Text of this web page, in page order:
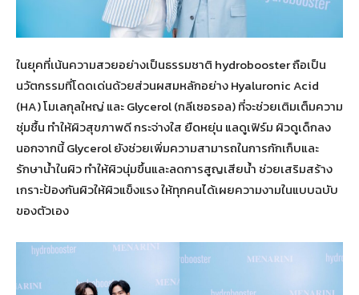
ในยุคที่เน้นความสวยอย่างเป็นธรรมชาติ hydrobooster ถือเป็น
นวัตกรรมที่โดดเด่นด้วยส่วนผสมหลักอย่าง Hyaluronic Acid
(HA) โมเลกุลใหญ่ และ Glycerol (กลีเซอรอล) ที่จะช่วยเติมเต็มความ
ชุ่มชื้น ทำให้ผิวสุขภาพดี กระจ่างใส ยืดหยุ่น แลดูเฟิร์ม ผิวดูเด็กลง
นอกจากนี้ Glycerol ยังช่วยเพิ่มความสามารถในการกักเก็บและ
รักษาน้ำในผิว ทำให้ผิวนุ่มขึ้นและลดการสูญเสียน้ำ ช่วยเสริมสร้าง
เกราะป้องกันผิวให้ผิวแข็งแรง ให้ทุกคนได้เผยความงามในแบบฉบับ
ของตัวเอง